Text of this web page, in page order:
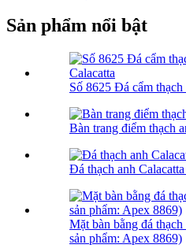
Sản phẩm nổi bật
Số 8625 Đá cẩm
Bàn trang điểm thạch
Đá thạch anh
Mặt bàn bằng đá
sản phẩm: Apex 8869)